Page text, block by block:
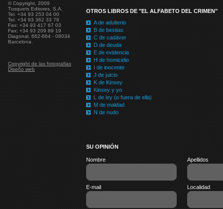
© Copyright, 2009
Tusquets Editores, S.A.
Tel. +34 93 253 04 00
Tel. +34 93 362 33 79
Fax: +34 93 417 67 03
Fax: +34 93 209 89 19
Diagonal, 662-664 - 08034
Barcelona.
Copyright de las fotografias
Diseño web
OTROS LIBROS DE "EL ALFABETO DEL CRIMEN"
A de adulterio
B de bestias
C de cadáver
D de deuda
E de evidencia
H de homicidio
I de inocente
J de juicio
K de Kinsey
Kinsey y yo
L de ley (o fuera de ella)
M de maldad
N de nudo
SU OPINIÓN
Nombre Apellidos
E-mail Localidad